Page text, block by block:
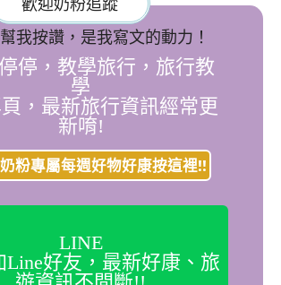
我按讚，是我寫文的動力！
停，教學旅行，旅行教
學
，最新旅行資訊經常更
新唷!
粉專屬每週好物好康按這裡!!
LINE
Line好友，最新好康、旅